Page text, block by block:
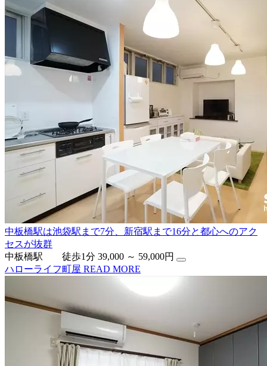
中板橋駅は池袋駅まで7分、新宿駅まで16分と都心へのアク
セスが抜群
中板橋駅 徒歩1分 39,000 ～ 59,000円
ハローライフ町屋 READ MORE